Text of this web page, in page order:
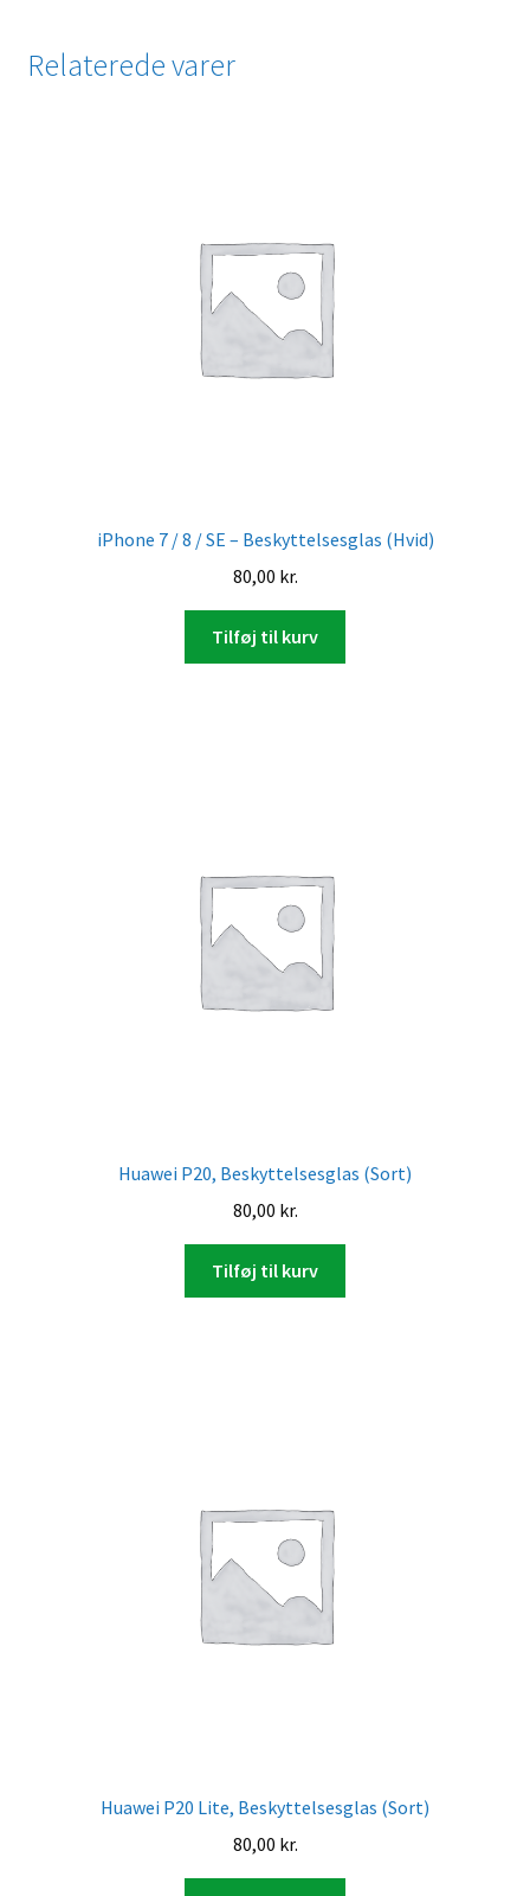
Relaterede varer
iPhone 7 / 8 / SE – Beskyttelsesglas (Hvid)
80,00 kr.
Tilføj til kurv
Huawei P20, Beskyttelsesglas (Sort)
80,00 kr.
Tilføj til kurv
Huawei P20 Lite, Beskyttelsesglas (Sort)
80,00 kr.